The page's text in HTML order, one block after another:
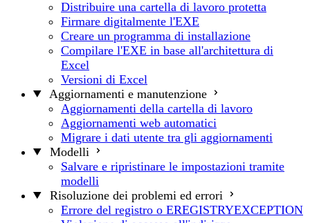
Distribuire una cartella di lavoro protetta
Firmare digitalmente l'EXE
Creare un programma di installazione
Compilare l'EXE in base all'architettura di
Excel
Versioni di Excel
Aggiornamenti e manutenzione
Aggiornamenti della cartella di lavoro
Aggiornamenti web automatici
Migrare i dati utente tra gli aggiornamenti
Modelli
Salvare e ripristinare le impostazioni tramite
modelli
Risoluzione dei problemi ed errori
Errore del registro o EREGISTRYEXCEPTION